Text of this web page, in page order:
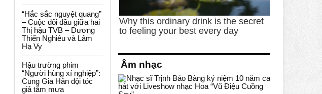
“Hắc sắc nguyệt quang”
– Cuộc đối đầu giữa hai
Thị hậu TVB – Dương
Thiến Nghiêu và Lâm
Hạ Vy
Hậu trường phim
“Người hùng xí nghiệp”:
Cung Gia Hân đội tóc
giả tắm mưa
Âm nhạc